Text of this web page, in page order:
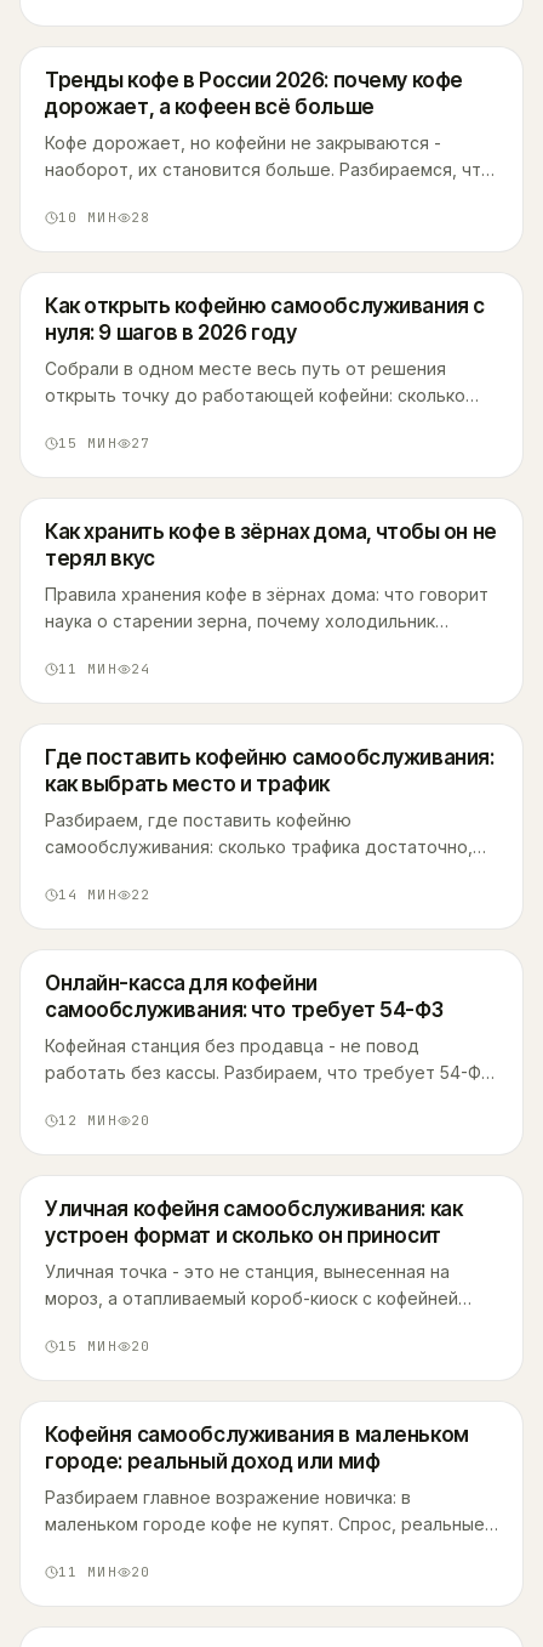
Тренды кофе в России 2026: почему кофе
дорожает, а кофеен всё больше
Кофе дорожает, но кофейни не закрываются -
наоборот, их становится больше. Разбираемся, что
цены, форматы и привычки.
10 МИН 28
Как открыть кофейню самообслуживания с
нуля: 9 шагов в 2026 году
Собрали в одном месте весь путь от решения
открыть точку до работающей кофейни: сколько
попасть на нечестную франшизу.
15 МИН 27
Как хранить кофе в зёрнах дома, чтобы он не
терял вкус
Правила хранения кофе в зёрнах дома: что говорит
наука о старении зерна, почему холодильник
держать запас.
11 МИН 24
Где поставить кофейню самообслуживания:
как выбрать место и трафик
Разбираем, где поставить кофейню
самообслуживания: сколько трафика достаточно,
точка не заработала.
14 МИН 22
Онлайн-касса для кофейни
самообслуживания: что требует 54-ФЗ
Кофейная станция без продавца - не повод
работать без кассы. Разбираем, что требует 54-ФЗ
если этого не сделать.
12 МИН 20
Уличная кофейня самообслуживания: как
устроен формат и сколько он приносит
Уличная точка - это не станция, вынесенная на
мороз, а отапливаемый короб-киоск с кофейней
реальный доход по цифрам сети.
15 МИН 20
Кофейня самообслуживания в маленьком
городе: реальный доход или миф
Разбираем главное возражение новичка: в
маленьком городе кофе не купят. Спрос, реальные
старт.
11 МИН 20